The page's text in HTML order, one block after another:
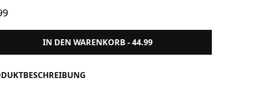
IN DEN WARENKORB -44.99